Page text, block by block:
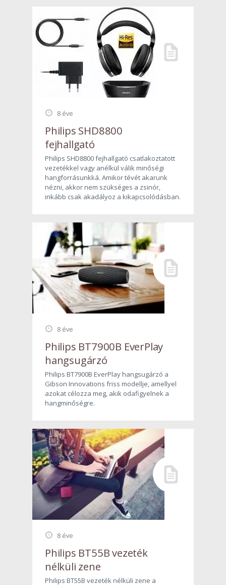
8 éve
Philips SHD8800
fejhallgató
Philips SHD8800 fejhallgató csatlakoztatott
vezetékkel vagy anélkül válik minőségi
hangforrásunkká. Amikor tévét akarunk
nézni, akkor nem szükséges a zsinór,
inkább csak akadályoz a kikapcsolódásban.
8 éve
Philips BT7900B EverPlay
hangsugárzó
Philips BT7900B EverPlay hangsugárzó a
Gibson Innovations friss modellje, amellyel
azokat célozza meg, akik odafigyelnek a
hangminőségre.
8 éve
Philips BT55B vezeték
nélküli zene
Philips BT55B vezeték nélküli zene a